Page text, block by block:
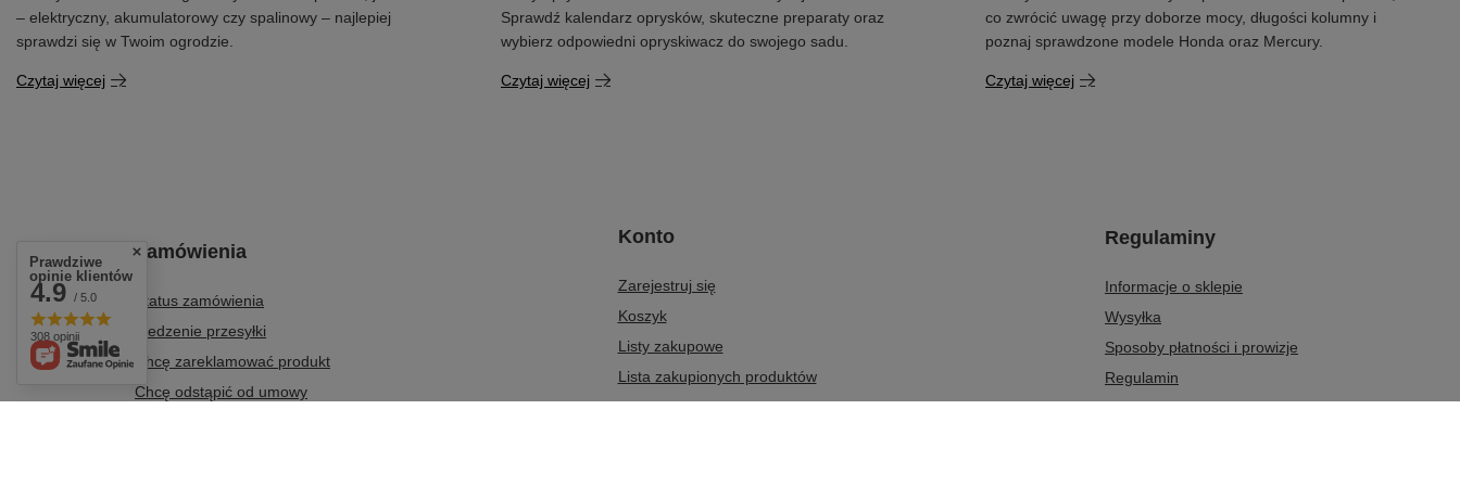
– elektryczny, akumulatorowy czy spalinowy – najlepiej
sprawdzi się w Twoim ogrodzie.
Czytaj więcej
Sprawdź kalendarz oprysków, skuteczne preparaty oraz
wybierz odpowiedni opryskiwacz do swojego sadu.
Czytaj więcej
co zwrócić uwagę przy doborze mocy, długości kolumny i
poznaj sprawdzone modele Honda oraz Mercury.
Czytaj więcej
Zamówienia
Status zamówienia
Śledzenie przesyłki
Chcę zareklamować produkt
Chcę odstąpić od umowy
Konto
Zarejestruj się
Koszyk
Listy zakupowe
Lista zakupionych produktów
Historia transakcji
Regulaminy
Informacje o sklepie
Wysyłka
Sposoby płatności i prowizje
Regulamin
Polityka prywatności
Prawdziwe
opinie klientów
4.9 / 5.0
308 opinii